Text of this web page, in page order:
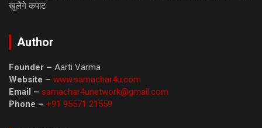
खुलेंगे कपाट
Author
Founder – Aarti Varma
Website – www.samachar4u.com
Email – samachar4unetwork@gmail.com
Phone – +91 95571 21559